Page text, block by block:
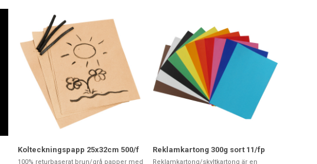
Kolteckningspapp 25x32cm 500/f
100% returbaserat brun/grå papper med
Reklamkartong 300g sort 11/fp
Reklamkartong/skyltkartong är en